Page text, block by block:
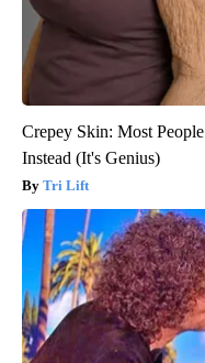
Crepey Skin: Most
Instead (It's Genius)
Tri Lift